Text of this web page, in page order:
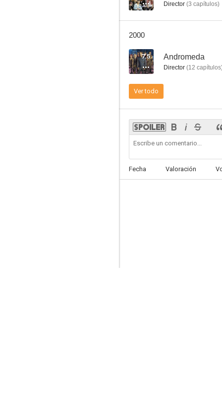
Director (3 capítulos)
2000
7.5 Andromeda
Director (12 capítulos
Ver todo
Fecha Valoración